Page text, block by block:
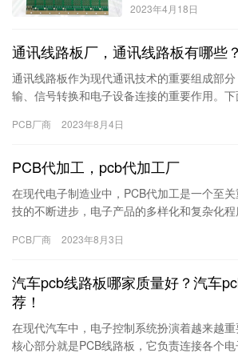
2023年4月18日
通讯线路板厂，通讯线路板有哪些？
通讯线路板作为现代通讯技术的重要组成部
输、信号转换和电子设备连接的重要作用。
求的通…
PCB厂商 2023年8月4日
PCB代加工，pcb代加工厂
在现代电子制造业中，PCB代加工是一个至
技的不断进步，电子产品的多样化和复杂化
任…
PCB厂商 2023年8月3日
汽车pcb线路板哪家质量好？汽车
荐！
在现代汽车中，电子控制系统扮演着越来越
核心部分就是PCB线路板，它负责连接各个